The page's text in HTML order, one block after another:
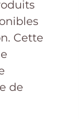
Cette
de